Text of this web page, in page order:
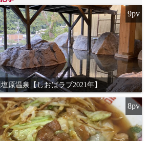
原温泉【しおばラブ2021年】
9pv
8pv